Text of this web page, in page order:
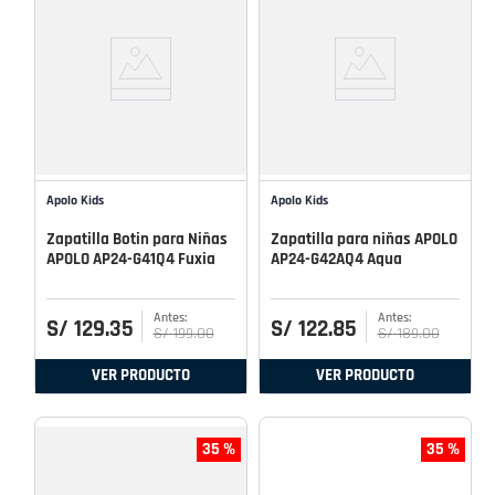
Apolo Kids
Zapatilla Botin para Niñas
APOLO AP24-G41Q4 Fuxia
S/ 129.35 S/ 199.00
VER PRODUCTO
Apolo Kids
Zapatilla para niñas APOLO
AP24-G42AQ4 Aqua
S/ 122.85 S/ 189.00
VER PRODUCTO
35 % 35 %